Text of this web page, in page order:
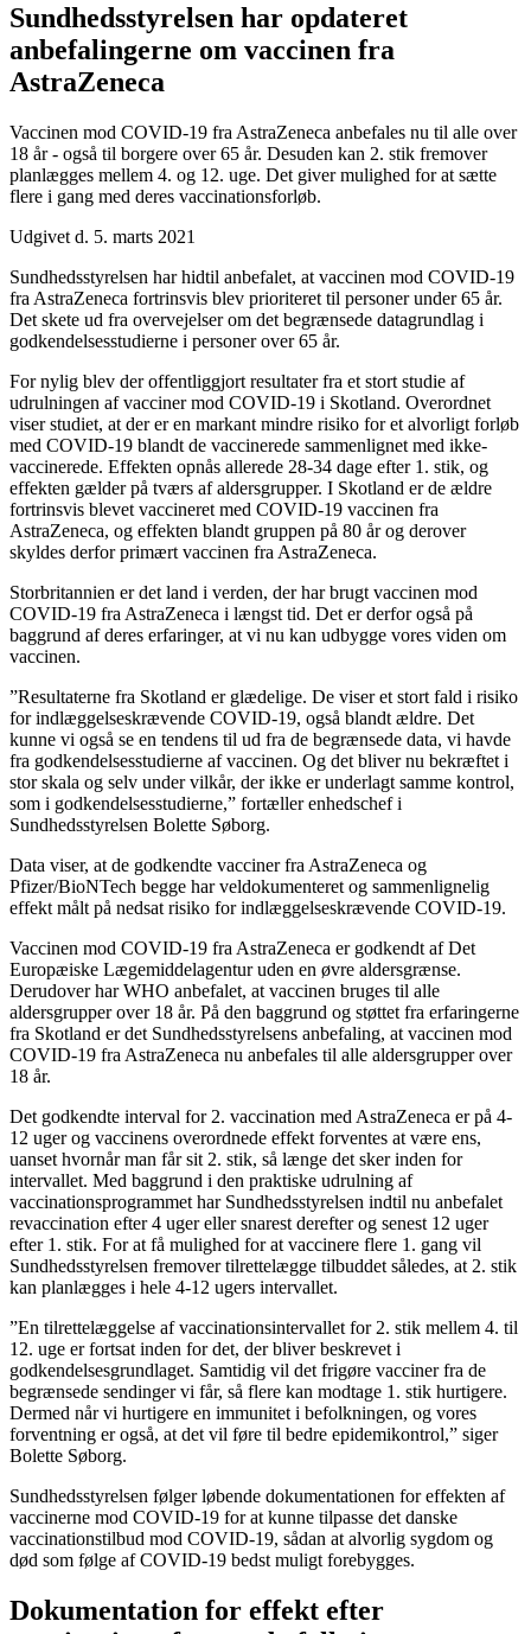
Sundheds­­styrelsen har opdateret
anbefalingerne om vaccinen fra
AstraZeneca
Vaccinen mod COVID-19 fra AstraZeneca anbefales nu til alle over
18 år - også til borgere over 65 år. Desuden kan 2. stik fremover
planlægges mellem 4. og 12. uge. Det giver mulighed for at sætte
flere i gang med deres vaccinationsforløb.
Udgivet d. 5. marts 2021
Sundhedsstyrelsen har hidtil anbefalet, at vaccinen mod COVID-19
fra AstraZeneca fortrinsvis blev prioriteret til personer under 65 år.
Det skete ud fra overvejelser om det begrænsede datagrundlag i
godkendelsesstudierne i personer over 65 år.
For nylig blev der offentliggjort resultater fra et stort studie af
udrulningen af vacciner mod COVID-19 i Skotland. Overordnet
viser studiet, at der er en markant mindre risiko for et alvorligt forløb
med COVID-19 blandt de vaccinerede sammenlignet med ikke-
vaccinerede. Effekten opnås allerede 28-34 dage efter 1. stik, og
effekten gælder på tværs af aldersgrupper. I Skotland er de ældre
fortrinsvis blevet vaccineret med COVID-19 vaccinen fra
AstraZeneca, og effekten blandt gruppen på 80 år og derover
skyldes derfor primært vaccinen fra AstraZeneca.
Storbritannien er det land i verden, der har brugt vaccinen mod
COVID-19 fra AstraZeneca i længst tid. Det er derfor også på
baggrund af deres erfaringer, at vi nu kan udbygge vores viden om
vaccinen.
”Resultaterne fra Skotland er glædelige. De viser et stort fald i risiko
for indlæggelseskrævende COVID-19, også blandt ældre. Det
kunne vi også se en tendens til ud fra de begrænsede data, vi havde
fra godkendelsesstudierne af vaccinen. Og det bliver nu bekræftet i
stor skala og selv under vilkår, der ikke er underlagt samme kontrol,
som i godkendelsesstudierne,” fortæller enhedschef i
Sundhedsstyrelsen Bolette Søborg.
Data viser, at de godkendte vacciner fra AstraZeneca og
Pfizer/BioNTech begge har veldokumenteret og sammenlignelig
effekt målt på nedsat risiko for indlæggelseskrævende COVID-19.
Vaccinen mod COVID-19 fra AstraZeneca er godkendt af Det
Europæiske Lægemiddelagentur uden en øvre aldersgrænse.
Derudover har WHO anbefalet, at vaccinen bruges til alle
aldersgrupper over 18 år. På den baggrund og støttet fra erfaringerne
fra Skotland er det Sundhedsstyrelsens anbefaling, at vaccinen mod
COVID-19 fra AstraZeneca nu anbefales til alle aldersgrupper over
18 år.
Det godkendte interval for 2. vaccination med AstraZeneca er på 4-
12 uger og vaccinens overordnede effekt forventes at være ens,
uanset hvornår man får sit 2. stik, så længe det sker inden for
intervallet. Med baggrund i den praktiske udrulning af
vaccinationsprogrammet har Sundhedsstyrelsen indtil nu anbefalet
revaccination efter 4 uger eller snarest derefter og senest 12 uger
efter 1. stik. For at få mulighed for at vaccinere flere 1. gang vil
Sundhedsstyrelsen fremover tilrettelægge tilbuddet således, at 2. stik
kan planlægges i hele 4-12 ugers intervallet.
”En tilrettelæggelse af vaccinationsintervallet for 2. stik mellem 4. til
12. uge er fortsat inden for det, der bliver beskrevet i
godkendelsesgrundlaget. Samtidig vil det frigøre vacciner fra de
begrænsede sendinger vi får, så flere kan modtage 1. stik hurtigere.
Dermed når vi hurtigere en immunitet i befolkningen, og vores
forventning er også, at det vil føre til bedre epidemikontrol,” siger
Bolette Søborg.
Sundhedsstyrelsen følger løbende dokumentationen for effekten af
vaccinerne mod COVID-19 for at kunne tilpasse det danske
vaccinationstilbud mod COVID-19, sådan at alvorlig sygdom og
død som følge af COVID-19 bedst muligt forebygges.
Dokumentation for effekt efter